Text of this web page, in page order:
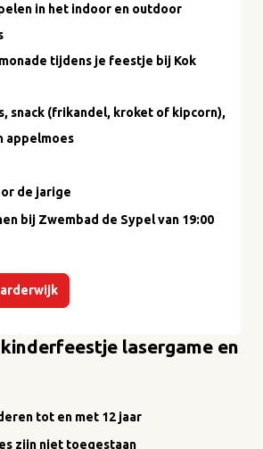
in het indoor en outdoor
tijdens je feestje bij Kok
snack (frikandel, kroket of kipcorn),
appelmoes
de jarige
bij Zwembad de Sypel van 19:00
lasergame en
tot en met 12 jaar
zijn niet toegestaan